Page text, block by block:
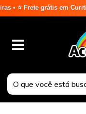
Capital nas compras